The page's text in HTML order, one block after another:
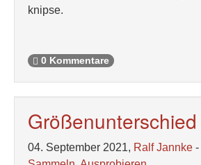
knipse.
0 Kommentare
Größenunterschied
04. September 2021, Ralf Jannke -